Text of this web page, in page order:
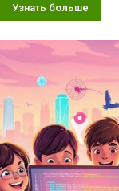
Узнать больше